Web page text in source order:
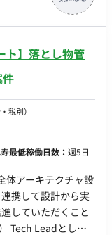
レトロスペクテ
：Slack 〇ストッ
miro 〇プ
善：Findy Team+
ペアプロ ■会
ライブラリ選定等
らず、設計‧実装‧
ます 〇開発に必要
(Cursorなどの有料
に永田町のオフィ
/ BigQuery インフラ
: Docker / Amazon
/ AWS
/ New Relic
ト】落とし物管
税別）
最低稼働日数： 週5日
体アーキテクチャ設
携して設計から実
していただくこと